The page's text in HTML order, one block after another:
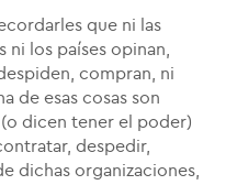
que ni las
ni los países opinan,
compran, ni
de esas cosas son
dicen tener el poder)
despedir,
dichas organizaciones,